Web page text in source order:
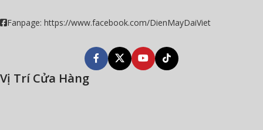
Fanpage: https://www.facebook.com/DienMayDaiViet
Vị Trí Cửa Hàng